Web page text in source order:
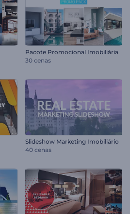
Pacote Promocional Imobiliária
30 cenas
Slideshow Marketing Imobiliário
40 cenas